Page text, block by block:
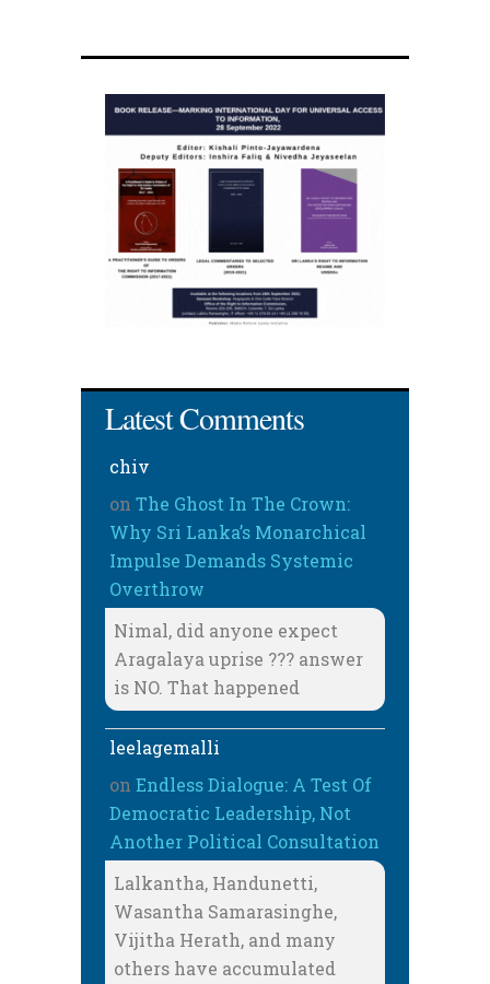
Latest Comments
chiv
on The Ghost In The Crown:
Why Sri Lanka’s Monarchical
Impulse Demands Systemic
Overthrow
Nimal, did anyone expect
Aragalaya uprise ??? answer
is NO. That happened
leelagemalli
on Endless Dialogue: A Test Of
Democratic Leadership, Not
Another Political Consultation
Lalkantha, Handunetti,
Wasantha Samarasinghe,
Vijitha Herath, and many
others have accumulated